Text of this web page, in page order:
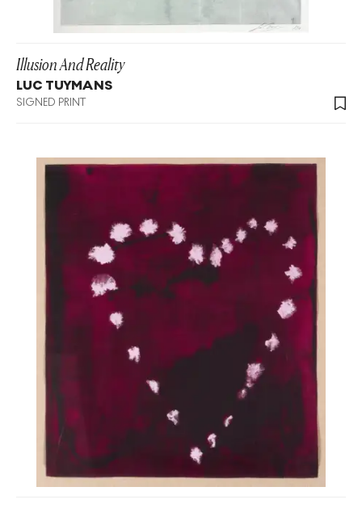
Illusion And Reality
LUC TUYMANS
SIGNED PRINT